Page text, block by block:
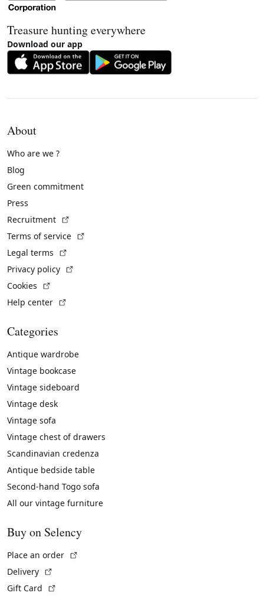
Treasure hunting everywhere
Download our app
About
Who are we ?
Blog
Green commitment
Press
Recruitment
Terms of service
Legal terms
Privacy policy
Cookies
Help center
Categories
Antique wardrobe
Vintage bookcase
Vintage sideboard
Vintage desk
Vintage sofa
Vintage chest of drawers
Scandinavian credenza
Antique bedside table
Second-hand Togo sofa
All our vintage furniture
Buy on Selency
Place an order
Delivery
Gift Card